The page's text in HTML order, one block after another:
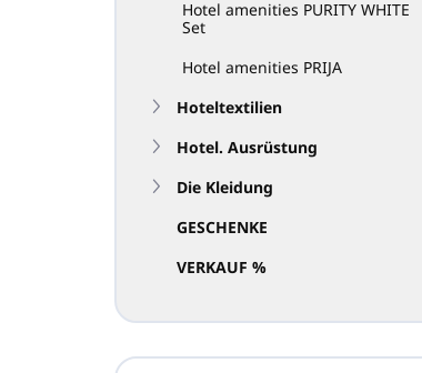
Hotel amenities PURITY WHITE
Set
Hotel amenities PRIJA
Hoteltextilien
Hotel. Ausrüstung
Die Kleidung
GESCHENKE
VERKAUF %